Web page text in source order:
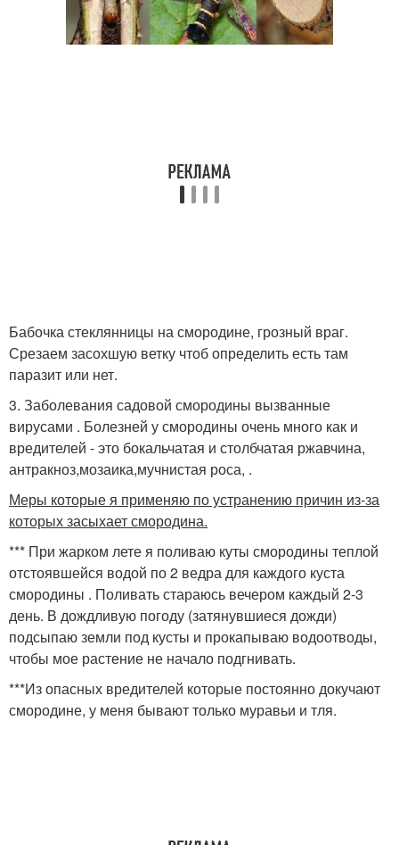
Бабочка стеклянницы на смородине, грозный враг.
Срезаем засохшую ветку чтоб определить есть там
паразит или нет.
3. Заболевания садовой смородины вызванные
вирусами . Болезней у смородины очень много как и
вредителей - это бокальчатая и столбчатая ржавчина,
антракноз,мозаика,мучнистая роса, .
Меры которые я применяю по устранению причин из-за
которых засыхает смородина.
*** При жарком лете я поливаю куты смородины теплой
отстоявшейся водой по 2 ведра для каждого куста
смородины . Поливать стараюсь вечером каждый 2-3
день. В дождливую погоду (затянувшиеся дожди)
подсыпаю земли под кусты и прокапываю водоотводы,
чтобы мое растение не начало подгнивать.
***Из опасных вредителей которые постоянно докучают
смородине, у меня бывают только муравьи и тля.